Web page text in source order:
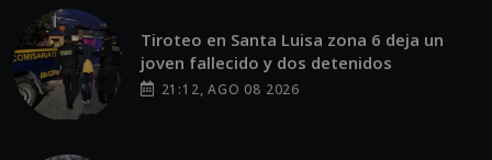
Tiroteo en Santa Luisa zona 6 deja un
joven fallecido y dos detenidos
21:12, AGO 08 2026